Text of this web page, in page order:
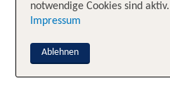
notwendige Cookies sind aktiv.
Impressum
Ablehnen